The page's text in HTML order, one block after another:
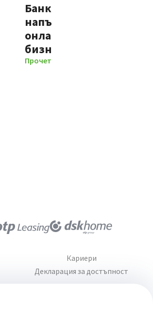
Банка ДСК стартира
напълно
онлайн процес за нови
бизнес клиенти
Прочети повече
Кариери
Декларация за достъпност